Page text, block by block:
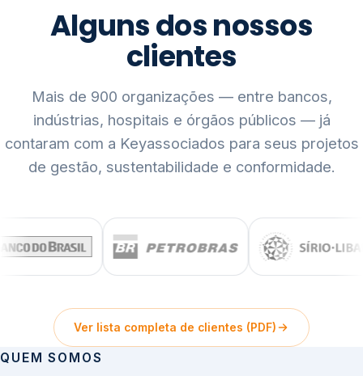
Alguns dos nossos
clientes
Mais de 900 organizações — entre bancos,
indústrias, hospitais e órgãos públicos — já
contaram com a Keyassociados para seus projetos
de gestão, sustentabilidade e conformidade.
Ver lista completa de clientes (PDF)
QUEM SOMOS